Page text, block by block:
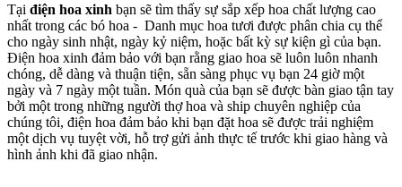
Tại điện hoa xinh bạn sẽ tìm thấy sự sắp xếp hoa chất lượng cao
nhất trong các bó hoa - Danh mục hoa tươi được phân chia cụ thể
cho ngày sinh nhật, ngày kỷ niệm, hoặc bất kỳ sự kiện gì của bạn.
Điện hoa xinh đảm bảo với bạn rằng giao hoa sẽ luôn luôn nhanh
chóng, dễ dàng và thuận tiện, sẵn sàng phục vụ bạn 24 giờ một
ngày và 7 ngày một tuần. Món quà của bạn sẽ được bàn giao tận tay
bởi một trong những người thợ hoa và ship chuyên nghiệp của
chúng tôi, điện hoa đảm bảo khi bạn đặt hoa sẽ được trải nghiệm
một dịch vụ tuyệt vời, hỗ trợ gửi ảnh thực tế trước khi giao hàng và
hình ảnh khi đã giao nhận.